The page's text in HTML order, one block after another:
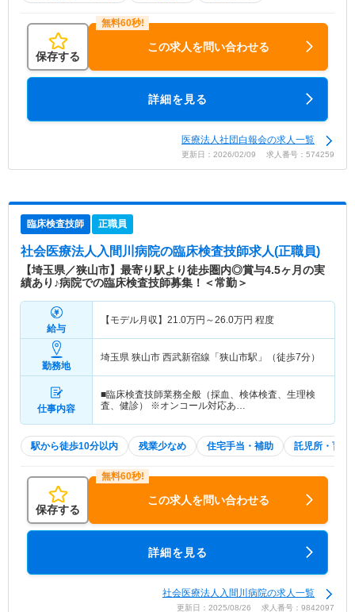
保存する
この求人を問い合わせる
詳細を見る
医療法人社団白報会の求人一覧
更新日：2026/02/09 求人番号：574259
臨床検査技師 正職員
社会医療法人入間川病院の臨床検査技師求人(正職員)
【埼玉県／狭山市】最寄り駅より徒歩圏内◎賞与4.5ヶ月の実
績あり♪病院での臨床検査技師募集！＜常勤＞
給与
【モデル月収】 21.0万円～26.0万円 程度
勤務地
埼玉県 狭山市 西武新宿線「狭山市駅」（徒歩7分）
仕事内容
■臨床検査技師業務全般（採血、検体検査、生理検
査、健診） ※オンコール対応あ…
駅から徒歩10分以内 残業少なめ 住宅手当・補助 託児所・育児
保存する
この求人を問い合わせる
詳細を見る
社会医療法人入間川病院の求人一覧
更新日：2025/08/26 求人番号：9842097